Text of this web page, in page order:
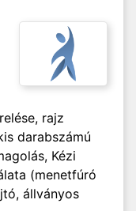
rajz
darabszámú
Kézi
(menetfúró
állványos